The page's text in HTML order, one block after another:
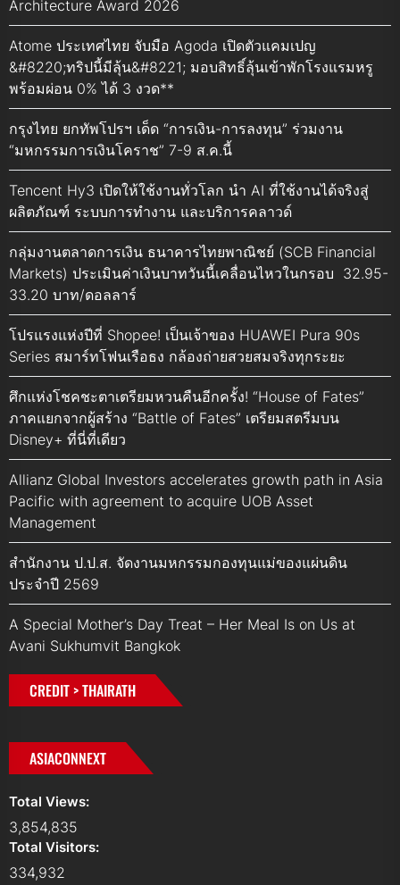
Architecture Award 2026
Atome ประเทศไทย จับมือ Agoda เปิดตัวแคมเปญ
&#8220;ทริปนี้มีลุ้น&#8221; มอบสิทธิ์ลุ้นเข้าพักโรงแรมหรู
พร้อมผ่อน 0% ได้ 3 งวด**
กรุงไทย ยกทัพโปรฯ เด็ด “การเงิน-การลงทุน” ร่วมงาน
“มหกรรมการเงินโคราช” 7-9 ส.ค.นี้
Tencent Hy3 เปิดให้ใช้งานทั่วโลก นำ AI ที่ใช้งานได้จริงสู่
ผลิตภัณฑ์ ระบบการทำงาน และบริการคลาวด์
กลุ่มงานตลาดการเงิน ธนาคารไทยพาณิชย์ (SCB Financial
Markets) ประเมินค่าเงินบาทวันนี้เคลื่อนไหวในกรอบ 32.95-
33.20 บาท/ดอลลาร์
โปรแรงแห่งปีที่ Shopee! เป็นเจ้าของ HUAWEI Pura 90s
Series สมาร์ทโฟนเรือธง กล้องถ่ายสวยสมจริงทุกระยะ
ศึกแห่งโชคชะตาเตรียมหวนคืนอีกครั้ง! “House of Fates”
ภาคแยกจากผู้สร้าง “Battle of Fates” เตรียมสตรีมบน
Disney+ ที่นี่ที่เดียว
Allianz Global Investors accelerates growth path in Asia
Pacific with agreement to acquire UOB Asset
Management
สำนักงาน ป.ป.ส. จัดงานมหกรรมกองทุนแม่ของแผ่นดิน
ประจำปี 2569
A Special Mother’s Day Treat – Her Meal Is on Us at
Avani Sukhumvit Bangkok
CREDIT > THAIRATH
ASIACONNEXT
Total Views:
3,854,835
Total Visitors:
334,932